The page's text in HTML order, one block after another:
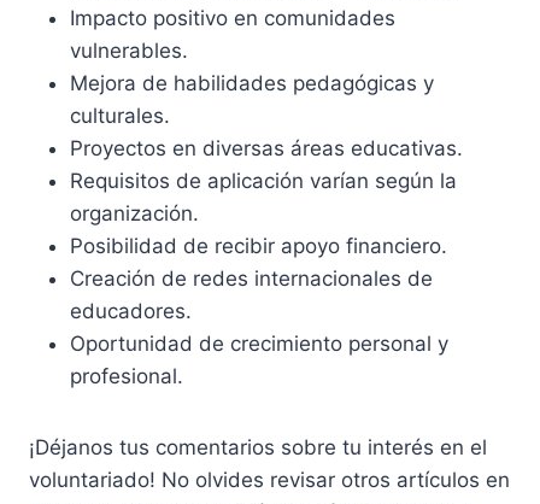
Impacto positivo en comunidades
vulnerables.
Mejora de habilidades pedagógicas y
culturales.
Proyectos en diversas áreas educativas.
Requisitos de aplicación varían según la
organización.
Posibilidad de recibir apoyo financiero.
Creación de redes internacionales de
educadores.
Oportunidad de crecimiento personal y
profesional.
¡Déjanos tus comentarios sobre tu interés en el
voluntariado! No olvides revisar otros artículos en